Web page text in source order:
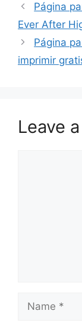
Página
Ever After
Página
imprimir
Leave
Name